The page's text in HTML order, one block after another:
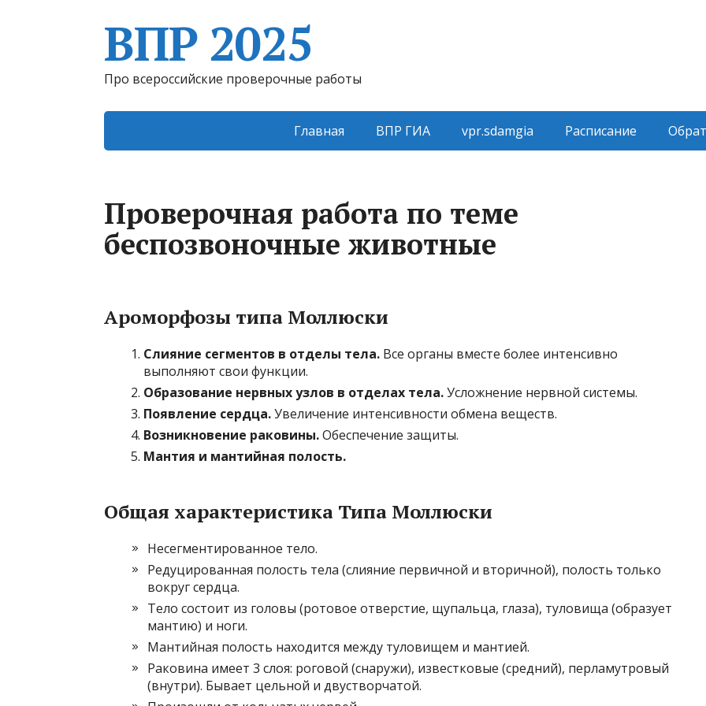
ВПР 2025
Про всероссийские проверочные работы
Главная ВПР ГИА vpr.sdamgia Расписание
Проверочная работа по теме
беспозвоночные животные
Ароморфозы типа Моллюски
Слияние сегментов в отделы тела. Все органы вместе более интенсивно
выполняют свои функции.
Образование нервных узлов в отделах тела.Усложнение нервной системы.
Появление сердца.Увеличение интенсивности обмена веществ.
Возникновение раковины.Обеспечение защиты.
Мантия и мантийная полость.
Общая характеристика Типа Моллюски
Несегментированное тело.
Редуцированная полость тела (слияние первичной и вторичной), полость только
вокруг сердца.
Тело состоит из головы (ротовое отверстие, щупальца, глаза), туловища (образует
мантию) и ноги.
Мантийная полость находится между туловищем и мантией.
Раковина имеет 3 слоя: роговой (снаружи), известковые (средний), перламутровый
(внутри). Бывает цельной и двустворчатой.